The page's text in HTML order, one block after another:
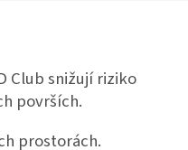
Club snižují riziko
površích.
prostorách.